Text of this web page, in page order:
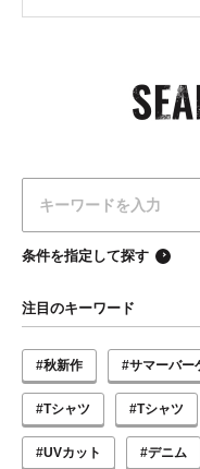
条件を指定して探す
注目のキーワード
#秋新作 #サマーバー
#Tシャツ #Tシャツ
#UVカット #デニム